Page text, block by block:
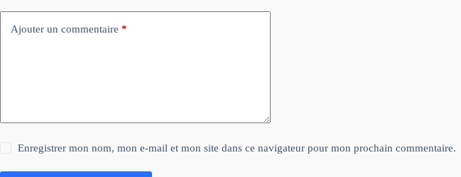
Ajouter un commentaire *
Enregistrer mon nom, mon e-mail et mon site dans ce navigateur pour mon prochain commentaire.